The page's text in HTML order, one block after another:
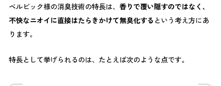
ベルビック様の消臭技術の特長は、 香りで覆い隠すのではなく、
不快なニオイに直接はたらきかけて無臭化するという考え方にあ
ります。
特長として挙げられるのは、たとえば次のような点です。